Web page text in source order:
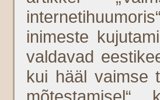
inimeste
valdavad
kui hääl vaimse